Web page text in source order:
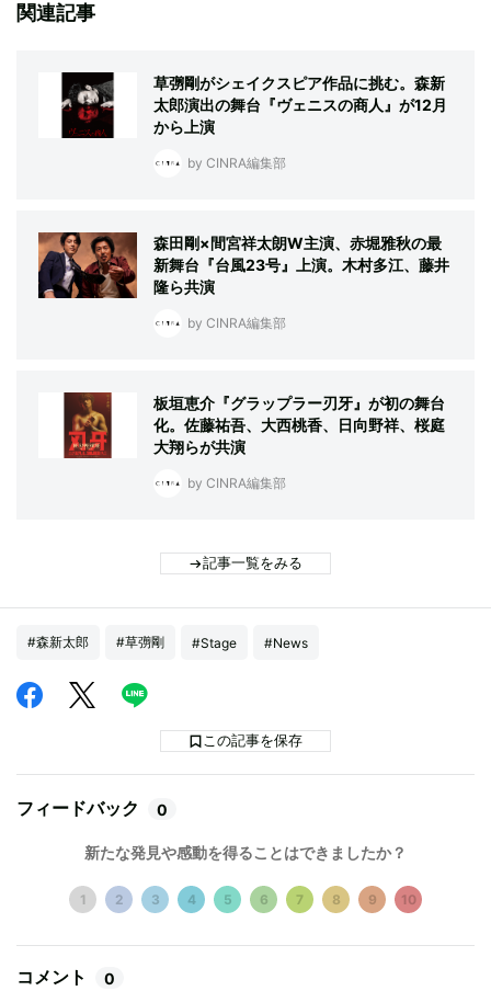
関連記事
草彅剛がシェイクスピア作品に挑む。森新
太郎演出の舞台『ヴェニスの商人』が12月
から上演
by CINRA編集部
森田剛×間宮祥太朗W主演、赤堀雅秋の最
新舞台『台風23号』上演。木村多江、藤井
隆ら共演
by CINRA編集部
板垣恵介『グラップラー刃牙』が初の舞台
化。佐藤祐吾、大西桃香、日向野祥、桜庭
大翔らが共演
by CINRA編集部
記事一覧をみる
#森新太郎 #草彅剛 #Stage #News
この記事を保存
フィードバック 0
新たな発見や感動を得ることはできましたか？
1 2 3 4 5 6 7 8 9 10
コメント 0